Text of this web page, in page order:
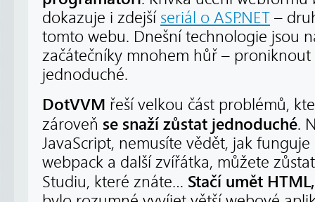
dokazuje i zdejší seriál o ASP.NET –
tomto webu. Dnešní technologie jsou
začátečníky mnohem hůř –
jednoduché.
DotVVM řeší velkou část problémů,
zároveň se snaží zůstat jednoduché.
JavaScript, nemusíte vědět, jak
webpack a další zvířátka, můžete
Studiu, které znáte… Stačí umět